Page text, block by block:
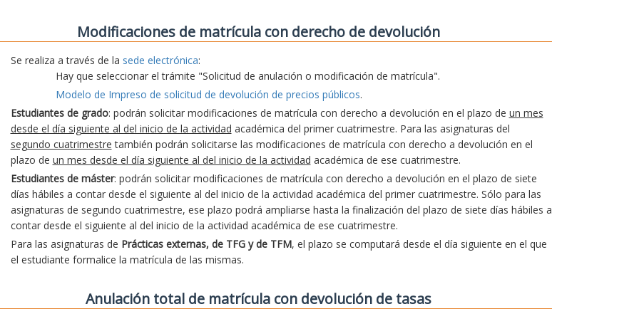
Modificaciones de matrícula con derecho de devolución
Se realiza a través de la sede electrónica:
Hay que seleccionar el trámite "Solicitud de anulación o modificación de matrícula".
Modelo de Impreso de solicitud de devolución de precios públicos.
Estudiantes de grado: podrán solicitar modificaciones de matrícula con derecho a devolución en el plazo de un mes
desde el día siguiente al del inicio de la actividad académica del primer cuatrimestre. Para las asignaturas del
segundo cuatrimestre también podrán solicitarse las modificaciones de matrícula con derecho a devolución en el
plazo de un mes desde el día siguiente al del inicio de la actividad académica de ese cuatrimestre.
Estudiantes de máster: podrán solicitar modificaciones de matrícula con derecho a devolución en el plazo de siete
días hábiles a contar desde el siguiente al del inicio de la actividad académica del primer cuatrimestre. Sólo para las
asignaturas de segundo cuatrimestre, ese plazo podrá ampliarse hasta la finalización del plazo de siete días hábiles a
contar desde el siguiente al del inicio de la actividad académica de ese cuatrimestre.
Para las asignaturas de Prácticas externas, de TFG y de TFM, el plazo se computará desde el día siguiente en el que
el estudiante formalice la matrícula de las mismas.
Anulación total de matrícula con devolución de tasas